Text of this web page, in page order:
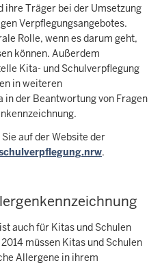
ihre Träger bei der Umsetzung
Verpflegungsangebotes.
Rolle, wenn es darum geht,
können. Außerdem
Kita- und Schulverpflegung
in weiteren
in der Beantwortung von Fragen
auf der Website der
.
auch für Kitas und Schulen
müssen Kitas und Schulen
Allergene in ihrem